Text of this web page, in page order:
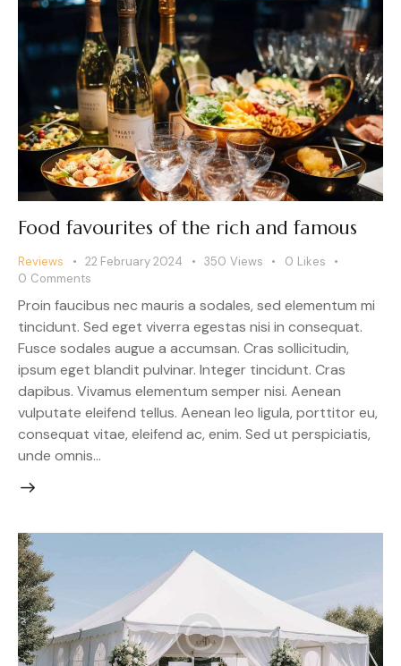
Food favourites of the rich and famous
Reviews 22 February 2024 350 Views 0 Likes
0 Comments
Proin faucibus nec mauris a sodales, sed elementum mi
tincidunt. Sed eget viverra egestas nisi in consequat.
Fusce sodales augue a accumsan. Cras sollicitudin,
ipsum eget blandit pulvinar. Integer tincidunt. Cras
dapibus. Vivamus elementum semper nisi. Aenean
vulputate eleifend tellus. Aenean leo ligula, porttitor eu,
consequat vitae, eleifend ac, enim. Sed ut perspiciatis,
unde omnis…